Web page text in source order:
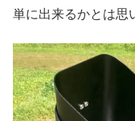
単に出来るかとは思